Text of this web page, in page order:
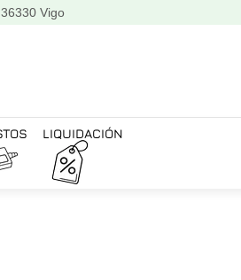
Vigo
LIQUIDACIÓN